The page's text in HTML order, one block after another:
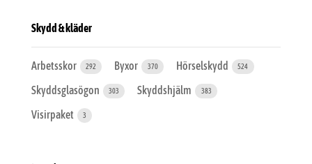
Skydd & kläder
Arbetsskor 292 Byxor 370 Hörselskydd 524
Skyddsglasögon 303 Skyddshjälm 383
Visirpaket 3